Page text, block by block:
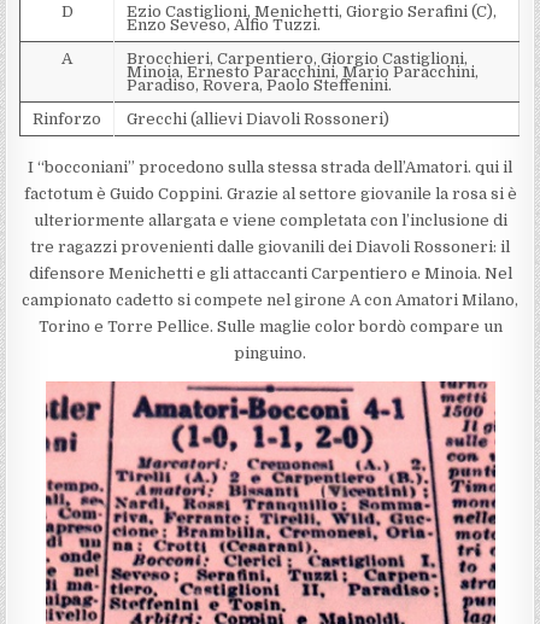
D
Ezio Castiglioni, Menichetti, Giorgio Serafini (C),
Enzo Seveso, Alfio Tuzzi.
A
Brocchieri, Carpentiero, Giorgio Castiglioni,
Minoia, Ernesto Paracchini, Mario Paracchini,
Paradiso, Rovera, Paolo Steffenini.
Rinforzo
Grecchi (allievi Diavoli Rossoneri)
I “bocconiani” procedono sulla stessa strada dell’Amatori. qui il
factotum è Guido Coppini. Grazie al settore giovanile la rosa si è
ulteriormente allargata e viene completata con l’inclusione di
tre ragazzi provenienti dalle giovanili dei Diavoli Rossoneri: il
difensore Menichetti e gli attaccanti Carpentiero e Minoia. Nel
campionato cadetto si compete nel girone A con Amatori Milano,
Torino e Torre Pellice. Sulle maglie color bordò compare un
pinguino.